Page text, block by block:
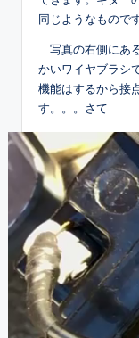
同じようなものです
写真の右側にあ
かいワイヤブラシ
機能はするから接
す。。。さて